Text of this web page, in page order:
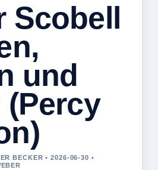
Scobell
und
(Percy
BECKER • 2026-06-30 •